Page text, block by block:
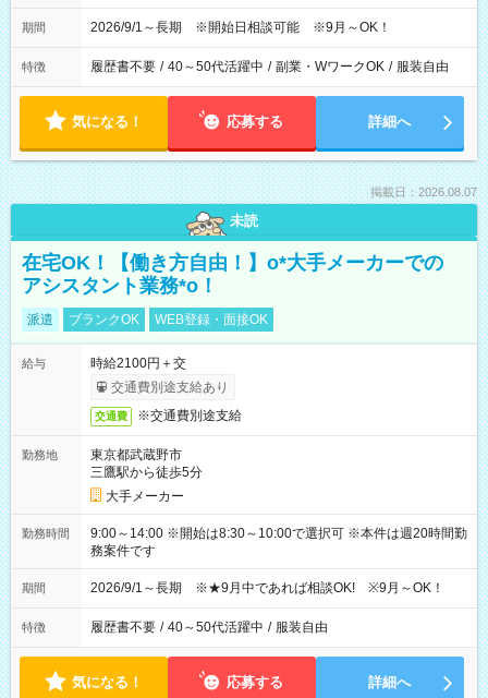
期間 2026/9/1～長期 ※開始日相談可能 ※9月～OK！
特徴 履歴書不要 / 40～50代活躍中 / 副業・WワークOK / 服装自由
気になる！ 応募する 詳細へ
掲載日：2026.08.07
未読
在宅OK！【働き方自由！】o*大手メーカーでの
アシスタント業務*o！
派遣 ブランクOK WEB登録・面接OK
給与
時給2100円＋交
交通費別途支給あり
交通費 ※交通費別途支給
勤務地
東京都武蔵野市
三鷹駅から徒歩5分
大手メーカー
勤務時間
9:00～14:00 ※開始は8:30～10:00で選択可 ※本件は週20時間勤
務案件です
期間 2026/9/1～長期 ※★9月中であれば相談OK! ※9月～OK！
特徴 履歴書不要 / 40～50代活躍中 / 服装自由
気になる！ 応募する 詳細へ